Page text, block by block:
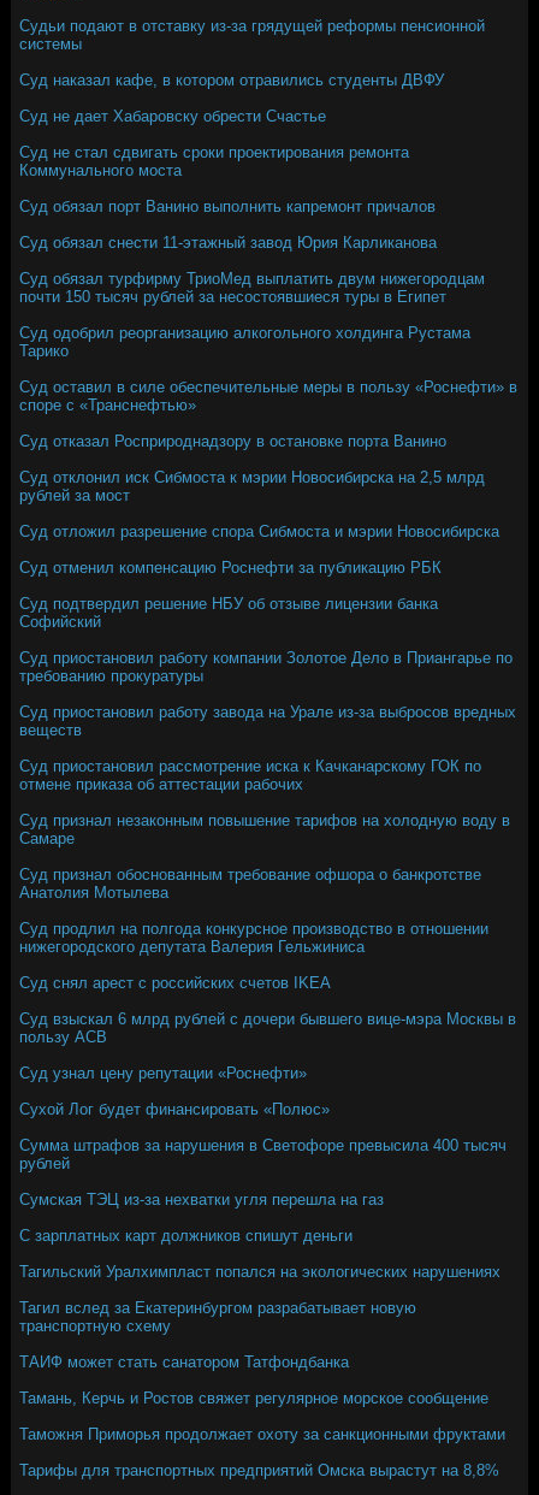
Судьи подают в отставку из-за грядущей реформы пенсионной
системы
Суд наказал кафе, в котором отравились студенты ДВФУ
Суд не дает Хабаровску обрести Счастье
Суд не стал сдвигать сроки проектирования ремонта
Коммунального моста
Суд обязал порт Ванино выполнить капремонт причалов
Суд обязал снести 11-этажный завод Юрия Карликанова
Суд обязал турфирму ТриоМед выплатить двум нижегородцам
почти 150 тысяч рублей за несостоявшиеся туры в Египет
Суд одобрил реорганизацию алкогольного холдинга Рустама
Тарико
Суд оставил в силе обеспечительные меры в пользу «Роснефти» в
споре с «Транснефтью»
Суд отказал Росприроднадзору в остановке порта Ванино
Суд отклонил иск Сибмоста к мэрии Новосибирска на 2,5 млрд
рублей за мост
Суд отложил разрешение спора Сибмоста и мэрии Новосибирска
Суд отменил компенсацию Роснефти за публикацию РБК
Суд подтвердил решение НБУ об отзыве лицензии банка
Софийский
Суд приостановил работу компании Золотое Дело в Приангарье по
требованию прокуратуры
Суд приостановил работу завода на Урале из-за выбросов вредных
веществ
Суд приостановил рассмотрение иска к Качканарскому ГОК по
отмене приказа об аттестации рабочих
Суд признал незаконным повышение тарифов на холодную воду в
Самаре
Суд признал обоснованным требование офшора о банкротстве
Анатолия Мотылева
Суд продлил на полгода конкурсное производство в отношении
нижегородского депутата Валерия Гельжиниса
Суд снял арест с российских счетов IKEA
Суд взыскал 6 млрд рублей с дочери бывшего вице-мэра Москвы в
пользу АСВ
Суд узнал цену репутации «Роснефти»
Сухой Лог будет финансировать «Полюс»
Сумма штрафов за нарушения в Светофоре превысила 400 тысяч
рублей
Сумская ТЭЦ из-за нехватки угля перешла на газ
С зарплатных карт должников спишут деньги
Тагильский Уралхимпласт попался на экологических нарушениях
Тагил вслед за Екатеринбургом разрабатывает новую
транспортную схему
ТАИФ может стать санатором Татфондбанка
Тамань, Керчь и Ростов свяжет регулярное морское сообщение
Таможня Приморья продолжает охоту за санкционными фруктами
Тарифы для транспортных предприятий Омска вырастут на 8,8%